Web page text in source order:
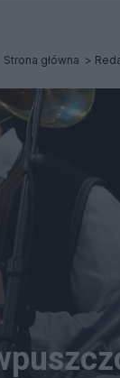
Strona główna